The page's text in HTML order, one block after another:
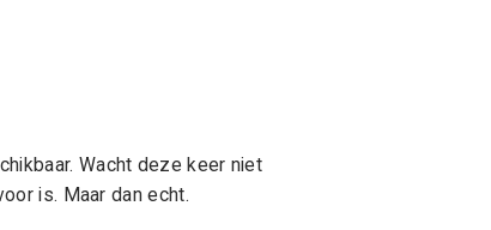
Wacht deze keer niet
is. Maar dan echt.